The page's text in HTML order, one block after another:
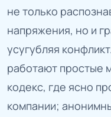
не только
напряжения, но и
усугубляя
работают простые
кодекс, где ясно
компании;